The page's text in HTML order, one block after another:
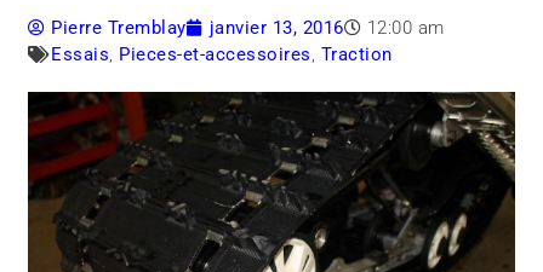
Pierre Tremblay janvier 13, 2016
12:00 am
Essais, Pieces-et-accessoires, Traction